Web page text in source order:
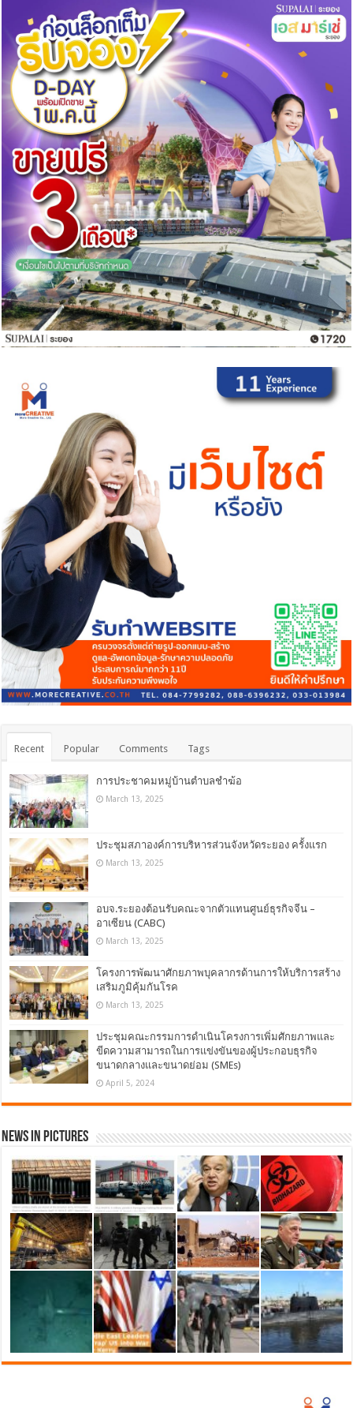
Recent Popular Comments Tags
การประชาคมหมู่บ้านตำบลชำฆ้อ
March 13, 2025
ประชุมสภาองค์การบริหารส่วนจังหวัดระยอง ครั้งแรก
March 13, 2025
อบจ.ระยองต้อนรับคณะจากตัวแทนศูนย์ธุรกิจจีน –
อาเซียน (CABC)
March 13, 2025
โครงการพัฒนาศักยภาพบุคลากรด้านการให้บริการสร้าง
เสริมภูมิคุ้มกันโรค
March 13, 2025
ประชุมคณะกรรมการดำเนินโครงการเพิ่มศักยภาพและ
ขีดความสามารถในการแข่งขันของผู้ประกอบธุรกิจ
ขนาดกลางและขนาดย่อม (SMEs)
April 5, 2024
News in Pictures